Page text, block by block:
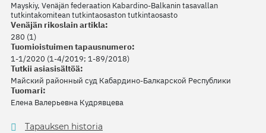
Mayskiy, Venäjän federaation Kabardino-Balkanin tasavallan
tutkintakomitean tutkintaosaston tutkintaosasto
Venäjän rikoslain artikla:
280 (1)
Tuomioistuimen tapausnumero:
1-1/2020 (1-4/2019; 1-89/2018)
Tutkii asiasisältöä:
Майский районный суд Кабардино-Балкарской Республики
Tuomari:
Елена Валерьевна Кудрявцева
Tapauksen historia